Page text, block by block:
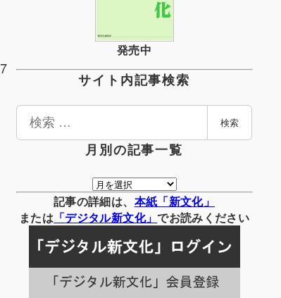
発売中
サイト内記事検索
検
検索
月別の記事一覧
月
別
の
事
一
覧
記事の詳細は、 本紙「新文化」
または 「デジタル新文化」でお読みください